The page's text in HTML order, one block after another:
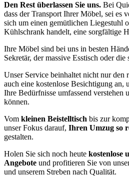
Den Rest überlassen Sie uns. Bei
dass der Transport Ihrer Möbel, sei es
sich um einen gemütlichen Liegestuhl
Kühlschrank handelt, eine sorgfältige
Ihre Möbel sind bei uns in besten
Sekretär, der massive Esstisch oder
Unser Service beinhaltet nicht nur den
auch eine kostenlose Besichtigung an,
Ihre Bedürfnisse umfassend verstehen
können.
Vom kleinen Beistelltisch bis zur
unser Fokus darauf, Ihren Umzug so
gestalten.
Holen Sie sich noch heute kostenlose
Angebote und profitieren Sie von
und unserem Streben nach Qualität.